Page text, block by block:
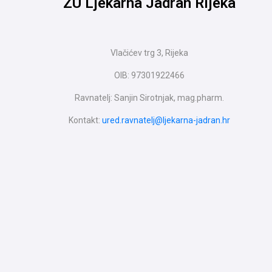
Vlačićev trg 3, Rijeka
OIB: 97301922466
Ravnatelj: Sanjin Sirotnjak, mag.pharm.
Kontakt: ured.ravnatelj@ljekarna-jadran.hr